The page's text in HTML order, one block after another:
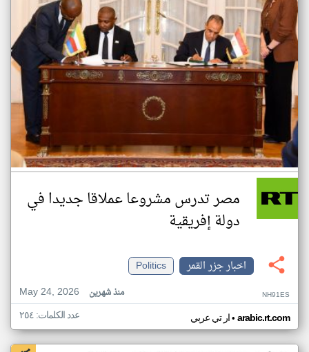
مصر تدرس مشروعا عملاقا جديدا في
دولة إفريقية
اخبار جزر القمر
Politics
May 24, 2026
منذ شهرين NH91ES
ار تي عربي• arabic.rt.com عدد الكلمات: ٢٥٤